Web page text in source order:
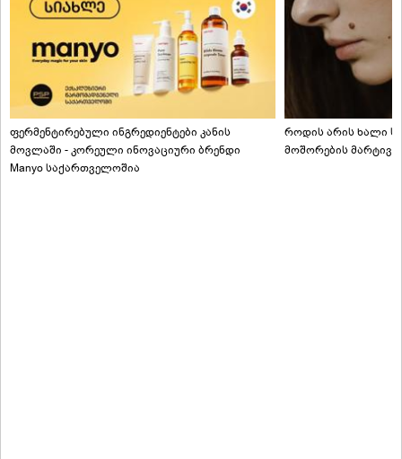
ფერმენტირებული ინგრედიენტები კანის
მოვლაში - კორეული ინოვაციური ბრენდი
Manyo საქართველოშია
როდის არის ხალი
მოშორების